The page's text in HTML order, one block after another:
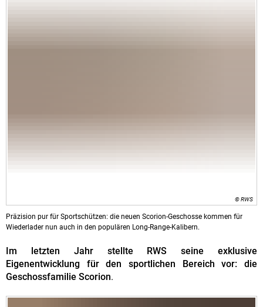
© RWS
Präzision pur für Sportschützen: die neuen Scorion-Geschosse kommen für
Wiederlader nun auch in den populären Long-Range-Kalibern.
Im letzten Jahr stellte RWS seine exklusive
Eigenentwicklung für den sportlichen Bereich vor: die
Geschossfamilie Scorion.